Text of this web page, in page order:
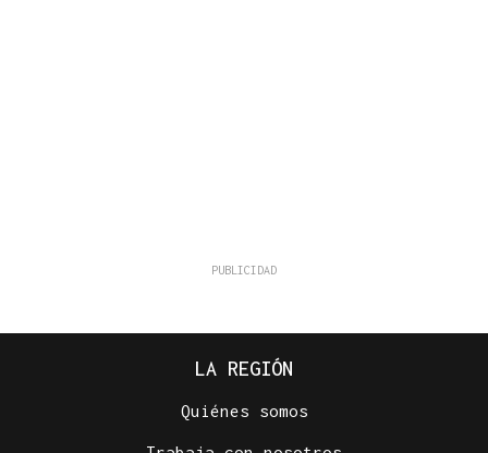
LA REGIÓN
Quiénes somos